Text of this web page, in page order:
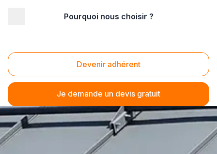
Pourquoi nous choisir ?
Devenir adhérent
Je demande un devis gratuit